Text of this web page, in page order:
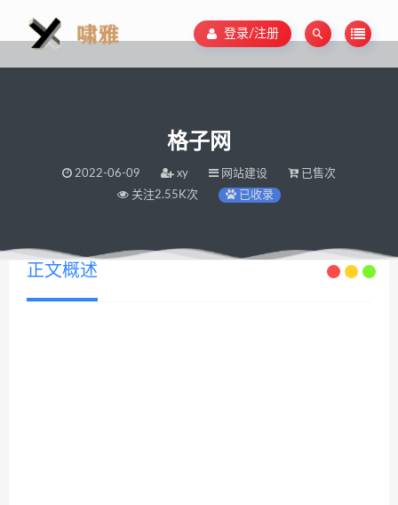
登录/注册
格子网
2022-06-09 xy 网站建设
已售次
关注2.55K次
已收录
正文概述